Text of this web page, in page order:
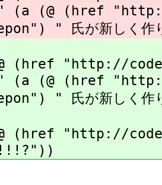
(@ (href
" 氏が新しく作
(href "http://
(@ (href
" 氏が新しく作
(href "http://